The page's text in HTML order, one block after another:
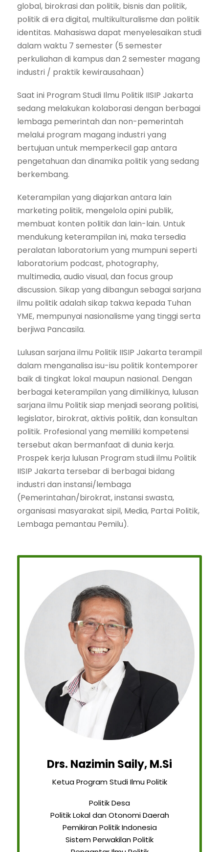
global, birokrasi dan politik, bisnis dan politik,
politik di era digital, multikulturalisme dan politik
identitas. Mahasiswa dapat menyelesaikan studi
dalam waktu 7 semester (5 semester
perkuliahan di kampus dan 2 semester magang
industri / praktik kewirausahaan)
Saat ini Program Studi Ilmu Politik IISIP Jakarta
sedang melakukan kolaborasi dengan berbagai
lembaga pemerintah dan non-pemerintah
melalui program magang industri yang
bertujuan untuk memperkecil gap antara
pengetahuan dan dinamika politik yang sedang
berkembang.
Keterampilan yang diajarkan antara lain
marketing politik, mengelola opini publik,
membuat konten politik dan lain-lain. Untuk
mendukung keterampilan ini, maka tersedia
peralatan laboratorium yang mumpuni seperti
laboratorium podcast, photography,
multimedia, audio visual, dan focus group
discussion. Sikap yang dibangun sebagai sarjana
ilmu politik adalah sikap takwa kepada Tuhan
YME, mempunyai nasionalisme yang tinggi serta
berjiwa Pancasila.
Lulusan sarjana ilmu Politik IISIP Jakarta terampil
dalam menganalisa isu-isu politik kontemporer
baik di tingkat lokal maupun nasional. Dengan
berbagai keterampilan yang dimilikinya, lulusan
sarjana ilmu Politik siap menjadi seorang politisi,
legislator, birokrat, aktivis politik, dan konsultan
politik. Profesional yang memiliki kompetensi
tersebut akan bermanfaat di dunia kerja.
Prospek kerja lulusan Program studi ilmu Politik
IISIP Jakarta tersebar di berbagai bidang
industri dan instansi/lembaga
(Pemerintahan/birokrat, instansi swasta,
organisasi masyarakat sipil, Media, Partai Politik,
Lembaga pemantau Pemilu).
Drs. Nazimin Saily, M.Si
Ketua Program Studi Ilmu Politik
Politik Desa
Politik Lokal dan Otonomi Daerah
Pemikiran Politik Indonesia
Sistem Perwakilan Politik